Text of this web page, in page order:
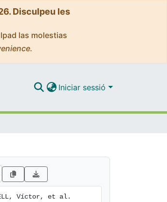
Disculpeu les
las molestias
Iniciar sessió
Víctor, et al.